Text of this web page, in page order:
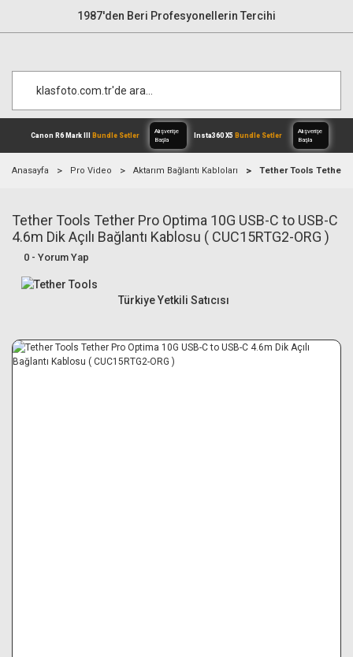
1987'den Beri Profesyonellerin Tercihi
Canon R6 Mark IIIBundle Setler
Alışverişe
Başla
Anasayfa Pro Video Aktarım Bağlantı Kabloları Tether Tools Tether
Tether Tools Tether Pro Optima 10G USB-C to USB-C
4.6m Dik Açılı Bağlantı Kablosu ( CUC15RTG2-ORG )
0 - Yorum Yap
Türkiye Yetkili Satıcısı